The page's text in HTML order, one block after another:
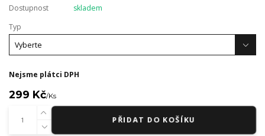
Dostupnost
skladem
Typ
Nejsme plátci DPH
299 Kč/Ks
PŘIDAT DO KOŠÍKU